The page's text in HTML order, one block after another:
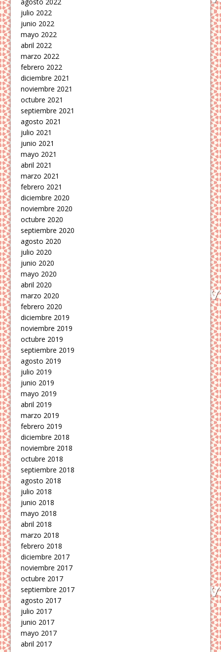
julio 2022
junio 2022
mayo 2022
abril 2022
marzo 2022
febrero 2022
diciembre 2021
noviembre 2021
octubre 2021
septiembre 2021
agosto 2021
julio 2021
junio 2021
mayo 2021
abril 2021
marzo 2021
febrero 2021
diciembre 2020
noviembre 2020
octubre 2020
septiembre 2020
agosto 2020
julio 2020
junio 2020
mayo 2020
abril 2020
marzo 2020
febrero 2020
diciembre 2019
noviembre 2019
octubre 2019
septiembre 2019
agosto 2019
julio 2019
junio 2019
mayo 2019
abril 2019
marzo 2019
febrero 2019
diciembre 2018
noviembre 2018
octubre 2018
septiembre 2018
agosto 2018
julio 2018
junio 2018
mayo 2018
abril 2018
marzo 2018
febrero 2018
diciembre 2017
noviembre 2017
octubre 2017
septiembre 2017
agosto 2017
julio 2017
junio 2017
mayo 2017
abril 2017